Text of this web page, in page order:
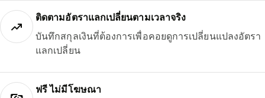
ติดตามอัตราแลกเปลี่ยนตามเวลาจริง
บันทึกสกุลเงินที่ต้องการเพื่อคอยดูการเปลี่ยนแปลงอัตรา
แลกเปลี่ยน
ฟรี ไม่มีโฆษณา